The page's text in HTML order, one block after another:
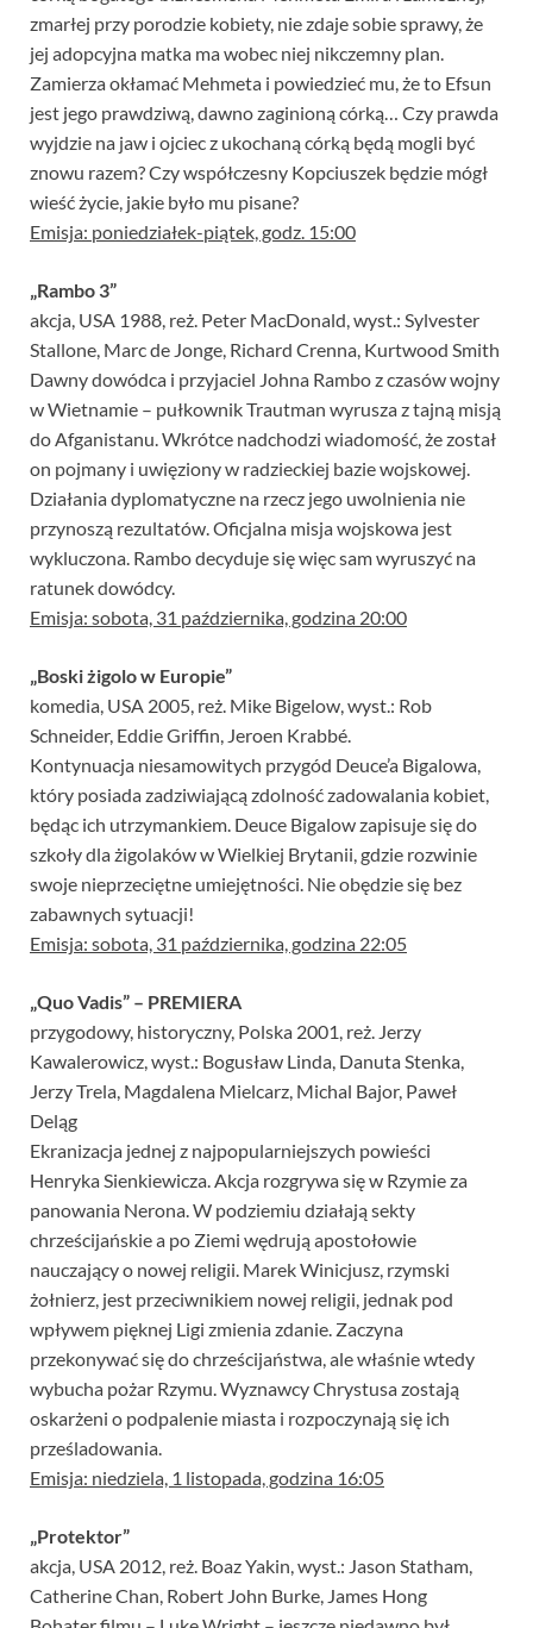
zmarłej przy porodzie kobiety, nie zdaje sobie sprawy, że
jej adopcyjna matka ma wobec niej nikczemny plan.
Zamierza okłamać Mehmeta i powiedzieć mu, że to Efsun
jest jego prawdziwą, dawno zaginioną córką… Czy prawda
wyjdzie na jaw i ojciec z ukochaną córką będą mogli być
znowu razem? Czy współczesny Kopciuszek będzie mógł
wieść życie, jakie było mu pisane?
Emisja: poniedziałek-piątek, godz. 15:00
„Rambo 3”
akcja, USA 1988, reż. Peter MacDonald, wyst.: Sylvester
Stallone, Marc de Jonge, Richard Crenna, Kurtwood Smith
Dawny dowódca i przyjaciel Johna Rambo z czasów wojny
w Wietnamie – pułkownik Trautman wyrusza z tajną misją
do Afganistanu. Wkrótce nadchodzi wiadomość, że został
on pojmany i uwięziony w radzieckiej bazie wojskowej.
Działania dyplomatyczne na rzecz jego uwolnienia nie
przynoszą rezultatów. Oficjalna misja wojskowa jest
wykluczona. Rambo decyduje się więc sam wyruszyć na
ratunek dowódcy.
Emisja: sobota, 31 października, godzina 20:00
„Boski żigolo w Europie”
komedia, USA 2005, reż. Mike Bigelow, wyst.: Rob
Schneider, Eddie Griffin, Jeroen Krabbé.
Kontynuacja niesamowitych przygód Deuce’a Bigalowa,
który posiada zadziwiającą zdolność zadowalania kobiet,
będąc ich utrzymankiem. Deuce Bigalow zapisuje się do
szkoły dla żigolaków w Wielkiej Brytanii, gdzie rozwinie
swoje nieprzeciętne umiejętności. Nie obędzie się bez
zabawnych sytuacji!
Emisja: sobota, 31 października, godzina 22:05
„Quo Vadis” – PREMIERA
przygodowy, historyczny, Polska 2001, reż. Jerzy
Kawalerowicz, wyst.: Bogusław Linda, Danuta Stenka,
Jerzy Trela, Magdalena Mielcarz, Michal Bajor, Paweł
Deląg
Ekranizacja jednej z najpopularniejszych powieści
Henryka Sienkiewicza. Akcja rozgrywa się w Rzymie za
panowania Nerona. W podziemiu działają sekty
chrześcijańskie a po Ziemi wędrują apostołowie
nauczający o nowej religii. Marek Winicjusz, rzymski
żołnierz, jest przeciwnikiem nowej religii, jednak pod
wpływem pięknej Ligi zmienia zdanie. Zaczyna
przekonywać się do chrześcijaństwa, ale właśnie wtedy
wybucha pożar Rzymu. Wyznawcy Chrystusa zostają
oskarżeni o podpalenie miasta i rozpoczynają się ich
prześladowania.
Emisja: niedziela, 1 listopada, godzina 16:05
„Protektor”
akcja, USA 2012, reż. Boaz Yakin, wyst.: Jason Statham,
Catherine Chan, Robert John Burke, James Hong